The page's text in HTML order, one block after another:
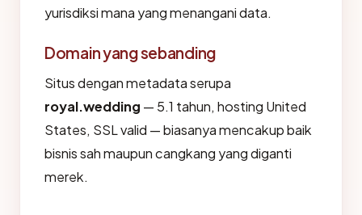
yurisdiksi mana yang menangani data.
Domain yang sebanding
Situs dengan metadata serupa
royal.wedding — 5.1 tahun, hosting United
States, SSL valid — biasanya mencakup baik
bisnis sah maupun cangkang yang diganti
merek.